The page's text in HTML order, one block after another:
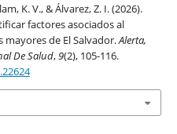
K. V., & Álvarez, Z. I. (2026).
factores asociados al
de El Salvador.Alerta,
De Salud,9(2), 105-116.